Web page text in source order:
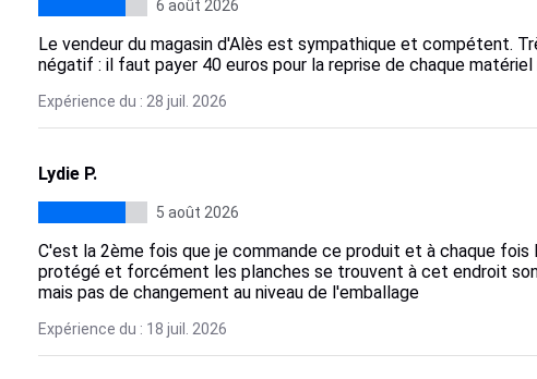
6 août 2026
Le vendeur du magasin d'Alès est sympathique et compétent.
négatif : il faut payer 40 euros pour la reprise de chaque
Expérience du : 28 juil. 2026
Lydie P.
5 août 2026
C'est la 2ème fois que je commande ce produit et à chaque
protégé et forcément les planches se trouvent à cet endroit
mais pas de changement au niveau de l'emballage
Expérience du : 18 juil. 2026